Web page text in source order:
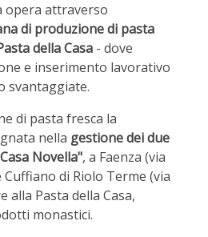
opera attraverso
di produzione di pasta
della Casa- dove
e inserimento lavorativo
svantaggiate.
di pasta fresca la
nella gestione dei due
Novella", a Faenza (via
di Riolo Terme (via
alla Pasta della Casa,
monastici.